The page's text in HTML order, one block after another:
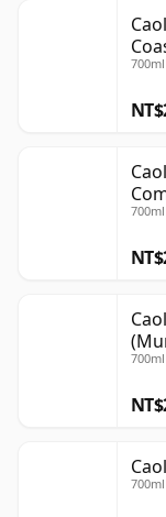
700ml
700ml
700ml
700ml